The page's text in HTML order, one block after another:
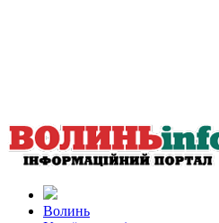
Волинь